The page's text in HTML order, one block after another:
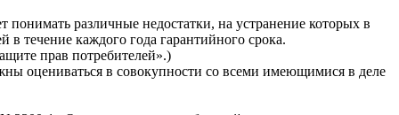
понимать различные недостатки, на устранение которых в
в течение каждого года гарантийного срока.
прав потребителей».)
оцениваться в совокупности со всеми имеющимися в деле